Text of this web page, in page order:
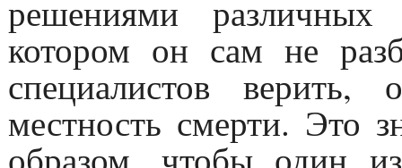
решениями
котором он сам не
специалистов
местность смерти. Это